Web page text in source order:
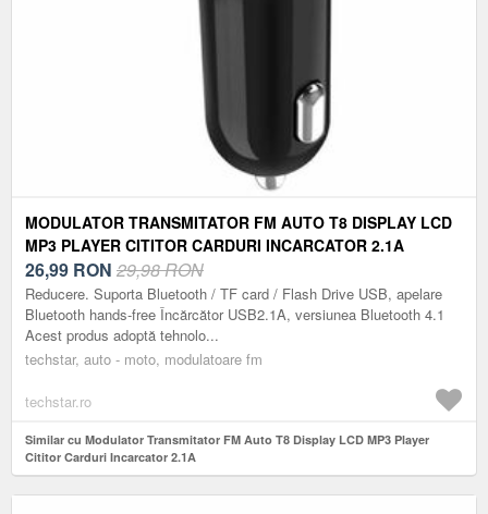
MODULATOR TRANSMITATOR FM AUTO T8 DISPLAY LCD
MP3 PLAYER CITITOR CARDURI INCARCATOR 2.1A
26,99 RON 29,98 RON
Reducere. Suporta Bluetooth / TF card / Flash Drive USB, apelare
Bluetooth hands-free Încărcător USB2.1A, versiunea Bluetooth 4.1
Acest produs adoptă tehnolo...
techstar, auto - moto, modulatoare fm
techstar.ro
Similar cu Modulator Transmitator FM Auto T8 Display LCD MP3 Player
Cititor Carduri Incarcator 2.1A